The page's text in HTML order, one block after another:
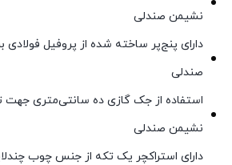
نشیمن صندلی
دارای پنج‌پر ساخته شده از پروفیل فولادی
صندلی
استفاده از جک گازی ده سانتی‌متری جهت
نشیمن صندلی
دارای استراکچر یک تکه از جنس چوب